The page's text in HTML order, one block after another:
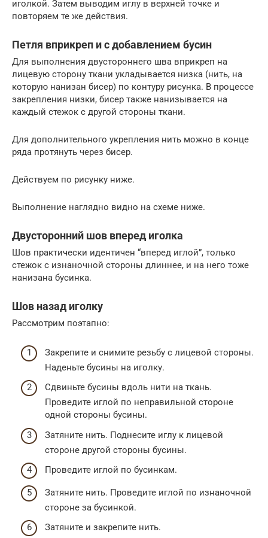
иголкой. Затем выводим иглу в верхней точке и
повторяем те же действия.
Петля вприкреп и с добавлением бусин
Для выполнения двустороннего шва вприкреп на
лицевую сторону ткани укладывается низка (нить, на
которую нанизан бисер) по контуру рисунка. В процессе
закрепления низки, бисер также нанизывается на
каждый стежок с другой стороны ткани.
Для дополнительного укрепления нить можно в конце
ряда протянуть через бисер.
Действуем по рисунку ниже.
Выполнение наглядно видно на схеме ниже.
Двусторонний шов вперед иголка
Шов практически идентичен “вперед иглой”, только
стежок с изнаночной стороны длиннее, и на него тоже
нанизана бусинка.
Шов назад иголку
Рассмотрим поэтапно:
Закрепите и снимите резьбу с лицевой стороны.
Наденьте бусины на иголку.
Сдвиньте бусины вдоль нити на ткань.
Проведите иглой по неправильной стороне
одной стороны бусины.
Затяните нить. Поднесите иглу к лицевой
стороне другой стороны бусины.
Проведите иглой по бусинкам.
Затяните нить. Проведите иглой по изнаночной
стороне за бусинкой.
Затяните и закрепите нить.